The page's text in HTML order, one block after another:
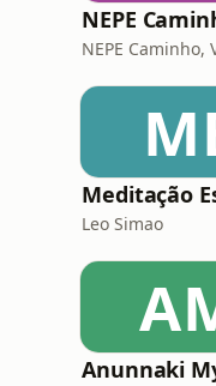
Leo Simao